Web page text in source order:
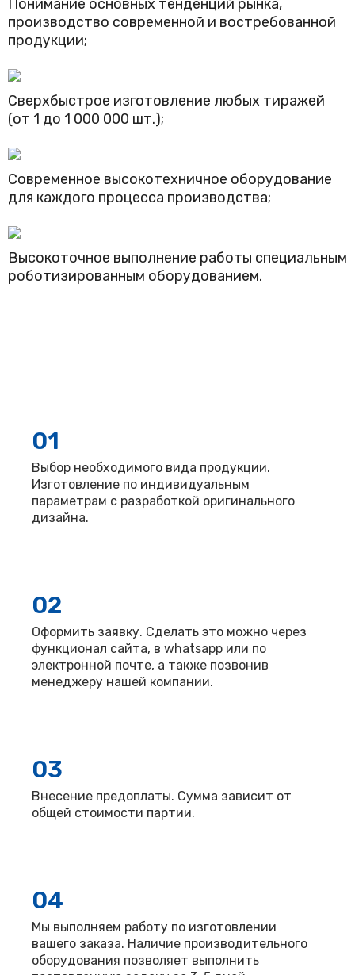
Понимание основных тенденций рынка,
производство современной и востребованной
продукции;
Сверхбыстрое изготовление любых тиражей
(от 1 до 1 000 000 шт.);
Современное высокотехничное оборудование
для каждого процесса производства;
Высокоточное выполнение работы специальным
роботизированным оборудованием.
01
Выбор необходимого вида продукции.
Изготовление по индивидуальным
параметрам с разработкой оригинального
дизайна.
02
Оформить заявку. Сделать это можно через
функционал сайта, в whatsapp или по
электронной почте, а также позвонив
менеджеру нашей компании.
03
Внесение предоплаты. Сумма зависит от
общей стоимости партии.
04
Мы выполняем работу по изготовлении
вашего заказа. Наличие производительного
оборудования позволяет выполнить